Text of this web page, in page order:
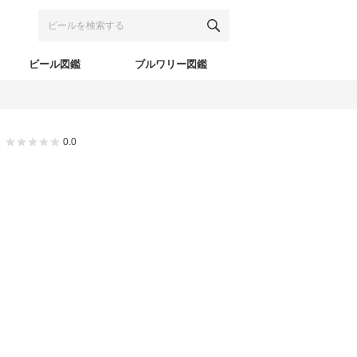
ビール図鑑 ブルワリー図鑑
0.0